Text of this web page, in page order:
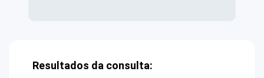
Resultados da consulta: